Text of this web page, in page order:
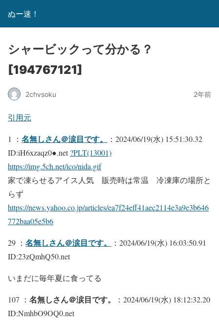
ぬー速！
シャービックって分かる？
[194767121]
2chvsoku 2年前
引用元
1 ： 名無しさん＠涙目です。
：2024/06/19(水) 15:51:30.32
ID:iH6xzaqz0●.net?PLT(13001)
https://img.5ch.net/ico/nida.gif
家で凍らせるアイス人気 販売時は常温 冷凍庫の場所と
らず
https://news.yahoo.co.jp/articles/ea7f24eff41aec2114e3a9e3b646
772baa05e5b6
29 ： 名無しさん＠涙目です。
：2024/06/19(水) 16:03:50.91
ID:23zQmhQ50.net
いまだに毎年夏に食ってる
107 ： 名無しさん＠涙目です。
：2024/06/19(水) 18:12:32.20
ID:NmhbO9OQ0.net